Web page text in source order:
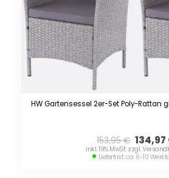
HW Gartensessel 2er-Set Poly-Rattan
153,95€ 134,97
inkl. 19% MwSt. zzgl.
Lieferfrist: ca. 6-10